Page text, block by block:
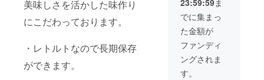
美味しさを活かした味作り
にこだわっております。
・レトルトなので長期保存
ができます。
考欄に
お書き
い （午
前中/14-
時/16-
味期
限：製
造後540
日 ※佐
川急便
もしく
は日本
ルーム
ポター
ジュ
150g×5
0個 ・
じゃが
いもポ
23:59:59ま
でに集まっ
た金額が
ファンディ
ングされま
す。